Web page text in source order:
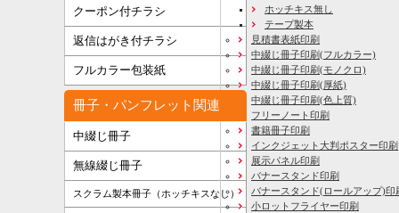
クーポン付チラシ
返信はがき付チラシ
フルカラー包装紙
冊子・パンフレット関連
中綴じ冊子
無線綴じ冊子
スクラム製本冊子（ホッチキスなし）
ホッチキス無し
テープ製本
見積書表紙印刷
中綴じ冊子印刷(フルカラー)
中綴じ冊子印刷(モノクロ)
中綴じ冊子印刷(厚紙)
中綴じ冊子印刷(色上質)
フリーノート印刷
書籍冊子印刷
インクジェット大判ポスター印刷
展示パネル印刷
バナースタンド印刷
バナースタンド(ロールアップ)印
小ロットフライヤー印刷